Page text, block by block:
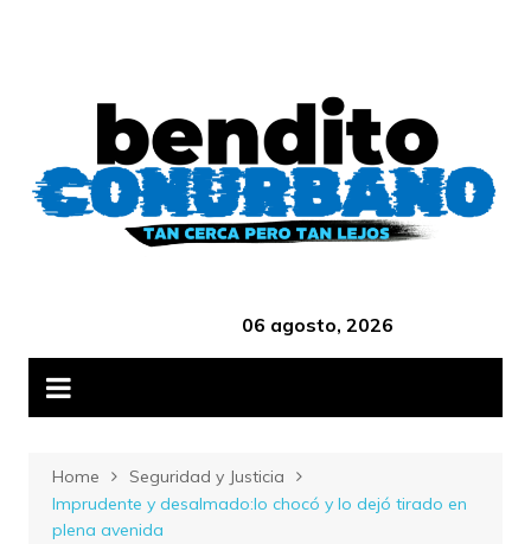
06 agosto, 2026
Home
Seguridad y Justicia
Imprudente y desalmado:lo chocó y lo dejó tirado en
plena avenida